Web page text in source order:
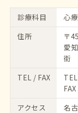
診療科目
心
住所
〒
愛
街
TEL / FAX
アクセス
名